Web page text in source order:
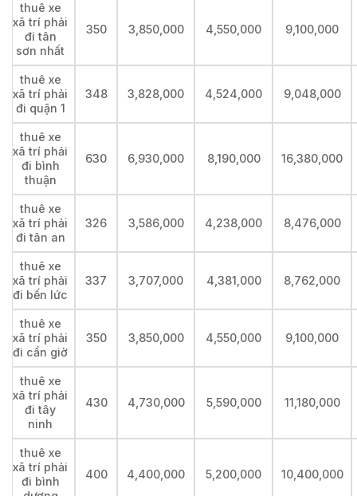
thuê xe
xã trí phải
đi tân
sơn nhất
350 3,850,000 4,550,000 9,100,000
thuê xe
xã trí phải
đi quận 1
348 3,828,000 4,524,000 9,048,000
thuê xe
xã trí phải
đi bình
thuận
630 6,930,000 8,190,000 16,380,000
thuê xe
xã trí phải
đi tân an
326 3,586,000 4,238,000 8,476,000
thuê xe
xã trí phải
đi bến lức
337 3,707,000 4,381,000 8,762,000
thuê xe
xã trí phải
đi cần giờ
350 3,850,000 4,550,000 9,100,000
thuê xe
xã trí phải
đi tây
ninh
430 4,730,000 5,590,000 11,180,000
thuê xe
xã trí phải
đi bình
400 4,400,000 5,200,000 10,400,000